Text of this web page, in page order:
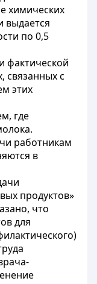
химических
выдается
по 0,5
фактической
связанных с
этих
где
работникам
в
продуктов»
что
для